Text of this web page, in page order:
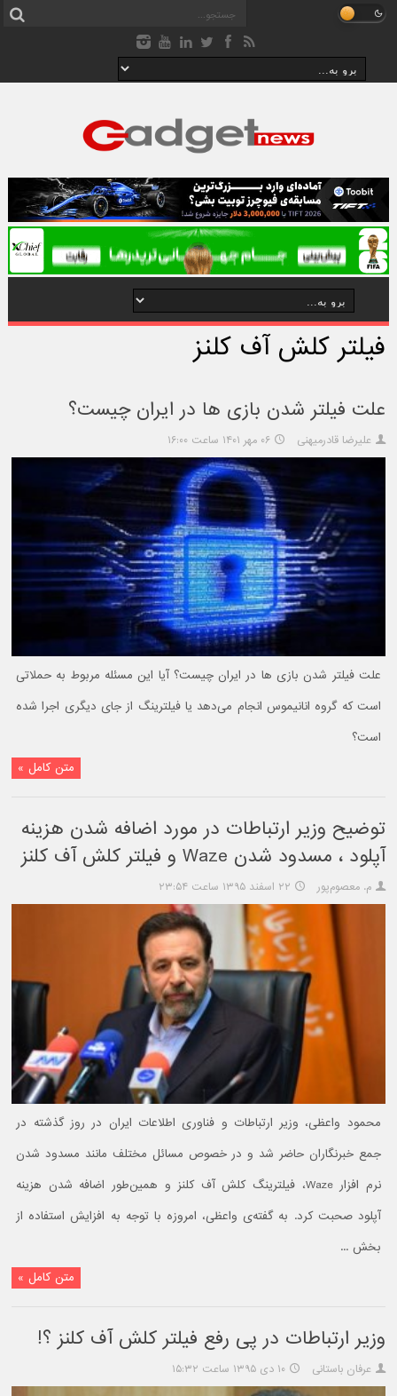
فیلتر کلش آف کلنز
علت فیلتر شدن بازی ها در ایران چیست؟
علیرضا قادرمیهنی ۰۶ مهر ۱۴۰۱ ساعت ۱۶:۰۰
علت فیلتر شدن بازی ها در ایران چیست؟ آیا این مسئله مربوط به حملاتی
است که گروه انانیموس انجام می‌دهد یا فیلترینگ از جای دیگری اجرا شده
است؟
متن کامل »
توضیح وزیر ارتباطات در مورد اضافه شدن هزینه
آپلود ، مسدود شدن Waze و فیلتر کلش آف کلنز
م. معصوم‌پور ۲۲ اسفند ۱۳۹۵ ساعت ۲۳:۵۴
محمود واعظی، وزیر ارتباطات و فناوری اطلاعات ایران در روز گذشته در
جمع خبرنگاران حاضر شد و در خصوص مسائل مختلف مانند مسدود شدن
نرم افزار Waze، فیلترینگ کلش آف کلنز و همین‌طور اضافه شدن هزینه
آپلود صحبت کرد. به گفته‌ی واعظی، امروزه با توجه به افزایش استفاده از
بخش ...
متن کامل »
وزیر ارتباطات در پی رفع فیلتر کلش آف کلنز ؟!
عرفان باستانی ۱۰ دی ۱۳۹۵ ساعت ۱۵:۳۲